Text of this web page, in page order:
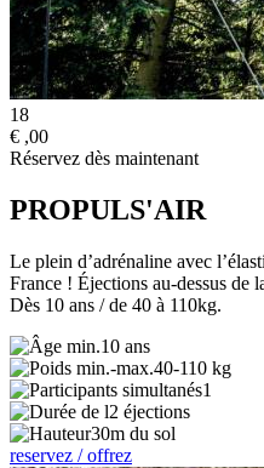
18
€ ,00
Réservez dès maintenant
PROPULS'AIR
Le plein d’adrénaline avec
France ! Éjections au-dessus de
Dès 10 ans / de 40 à 110kg.
10 ans
40-110 kg
1
2 éjections
30m du sol
reservez / offrez